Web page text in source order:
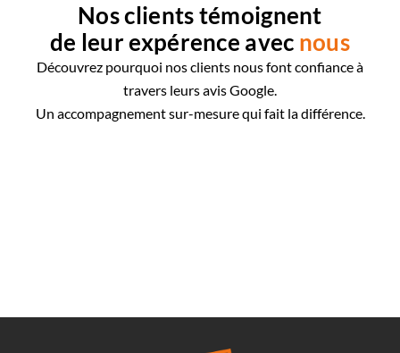
Nos clients témoignent
de leur expérence avec nous
Découvrez pourquoi nos clients nous font confiance à
travers leurs avis Google.
Un accompagnement sur-mesure qui fait la différence.